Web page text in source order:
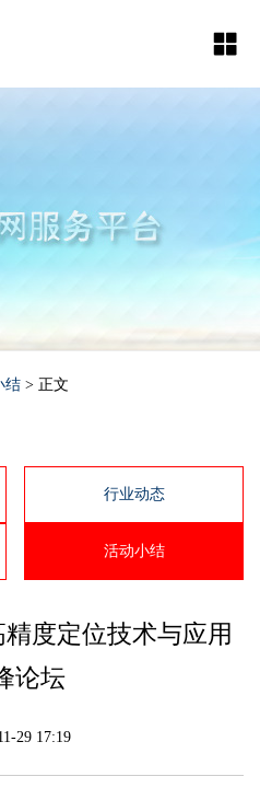
结 > 正文
行业动态
活动小结
精度定位技术与应用
论坛
29 17:19